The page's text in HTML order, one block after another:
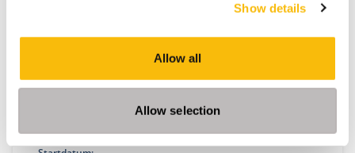
Show details
Allow all
Allow selection